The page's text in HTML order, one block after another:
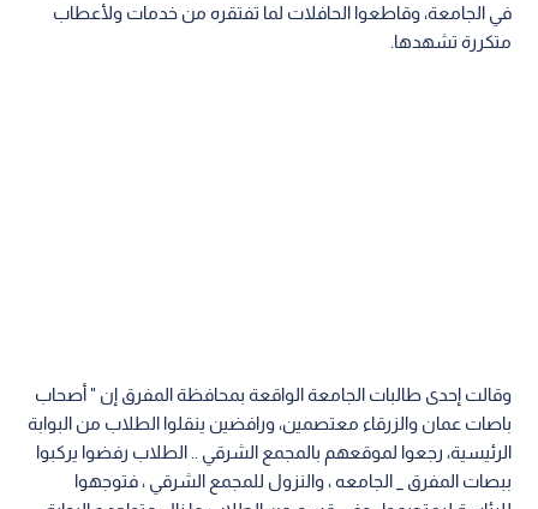
في الجامعة، وقاطعوا الحافلات لما تفتقره من خدمات ولأعطاب
متكررة تشهدها.
وقالت إحدى طالبات الجامعة الواقعة بمحافظة المفرق إن " أصحاب
باصات عمان والزرقاء معتصمين، ورافضين ينقلوا الطلاب من البوابة
الرئيسية، رجعوا لموقعهم بالمجمع الشرقي .. الطلاب رفضوا يركبوا
ببصات المفرق _ الجامعه ، والنزول للمجمع الشرقي ، فتوجهوا